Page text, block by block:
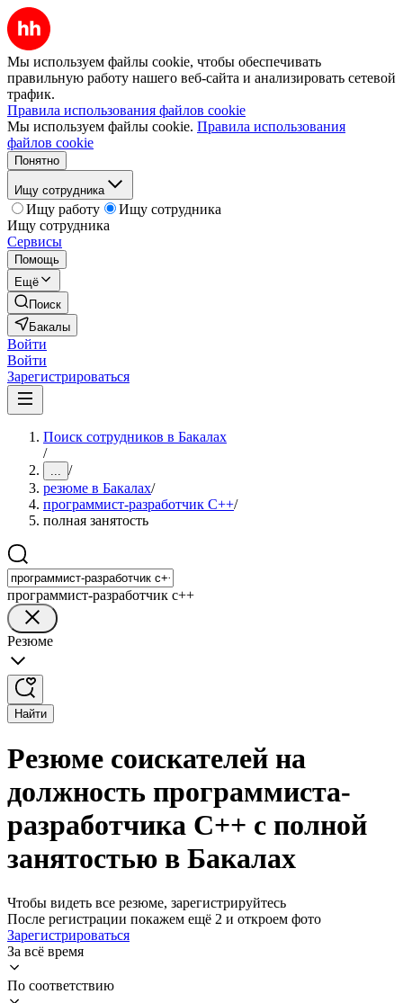
Мы используем файлы cookie, чтобы обеспечивать
правильную работу нашего веб-сайта и анализировать сетевой
трафик.
Правила использования файлов cookie
Мы используем файлы cookie. Правила использования
файлов cookie
Понятно
Ищу сотрудника
Ищу работу
Ищу сотрудника
Ищу сотрудника
Сервисы
Помощь
Ещё
Поиск
Бакалы
Войти
Войти
Зарегистрироваться
Поиск сотрудников в Бакалах
/
... /
резюме в Бакалах/
программист-разработчик C++/
полная занятость
программист-разработчик c++
Резюме
Найти
Резюме соискателей на
должность программиста-
разработчика C++ с полной
занятостью в Бакалах
Чтобы видеть все резюме, зарегистрируйтесь
После регистрации покажем ещё 2 и откроем фото
Зарегистрироваться
За всё время
По соответствию